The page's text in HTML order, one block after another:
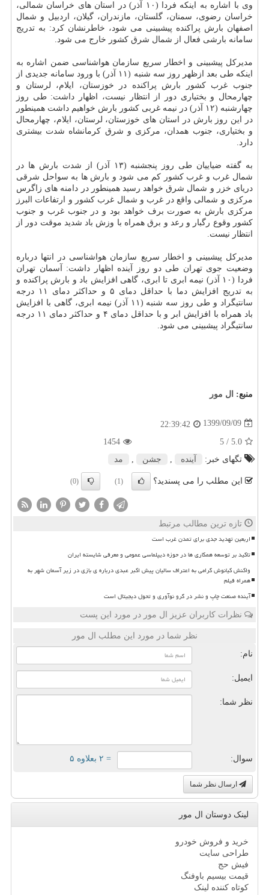
وی با اشاره به اینکه فردا (۱۰ آذر) در استان های خراسان شمالی،
خراسان رضوی، سمنان، گلستان، مازندران، گیلان، اردبیل و شمال
اصفهان بارش پراکنده پیشبینی می شود، خاطرنشان کرد: به تدریج
سامانه بارشی فعال از شمال شرق کشور خارج می شود.
مدیرکل پیشبینی و اخطار سریع سازمان هواشناسی ضمن اشاره به
اینکه طی بعد ازظهر روز سه شنبه (۱۱ آذر) با ورود سامانه جدیدی از
جنوب غرب کشور بارش پراکنده در خوزستان، ایلام، لرستان و
چهارمحال و بختیاری دور از انتظار نیست، اظهار داشت: طی روز
چهارشنبه (۱۲ آذر) در نیمه غربی کشور بارش خواهیم داشت همینطور
در این روز بارش در استان های خوزستان، لرستان، ایلام، چهارمحال
و بختیاری، جنوب همدان، مرکزی و شرق کرمانشاه شدت بیشتری
دارد.
به گفته ضیاییان طی روز پنجشنبه (۱۳ آذر) از شدت بارش ها در
شمال غرب و غرب کشور کم می شود و بارش ها به سواحل شرقی
دریای خزر و شمال شرق خواهد رسید همینطور در دامنه های زاگرس
مرکزی و شمالی واقع در غرب و شمال غرب کشور و ارتفاعات البرز
مرکزی بارش به صورت برف خواهد بود و در جنوب غرب و جنوب
کشور وقوع رگبار و رعد و برق همراه با وزش باد شدید موقت دور از
انتظار نیست.
مدیرکل پیشبینی و اخطار سریع سازمان هواشناسی در انتها درباره
وضعیت جوی تهران طی دو روز آینده اظهار داشت: آسمان تهران
فردا (۱۰ آذر) نیمه ابری تا ابری، گاهی افزایش باد و بارش پراکنده و
به تدریج افزایش دما با حداقل دمای ۵ و حداکثر دمای ۱۱ درجه
سانتیگراد و طی روز سه شنبه (۱۱ آذر) نیمه ابری، گاهی با افزایش
باد همراه با افزایش ابر و با حداقل دمای ۴ و حداکثر دمای ۱۱ درجه
سانتیگراد پیشبینی می شود.
منبع: ال مور
1399/09/09
22:39:42
5.0
/ 5
1454
تگهای خبر:
آینده جشن مد
این مطلب را می پسندید؟ (1)
(0)
تازه ترین مطالب مرتبط
اربعین تهدید جدی برای تمدن غرب است
تاکید بر توسعه همکاری ها در حوزه دیپلماسی عمومی و معرفی شایسته ایران
واکنش کیانوش گرامی به اعتراف سالیان پیش اکبر عبدی درباره ی بازی در زیر آسمان شهر به
همراه فیلم
آینده صنعت چاپ و نشر در گرو نوآوری و تحول دیجیتال است
نظرات کاربران عزیز ال مور در مورد این پست
نظر شما در مورد این مطلب ال مور
نام:
ایمیل:
نظر شما:
سوال: = ۲ بعلاوه ۵
ارسال نظر شما
لینک دوستان ال مور
خرید و فروش خودرو
طراحی سایت
فیش حج
قیمت بیسیم باوفنگ
کوتاه کننده لینک